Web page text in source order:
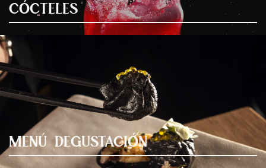
CÓCTELES
MENÚ DEGUSTACIÓN